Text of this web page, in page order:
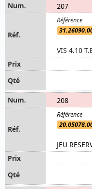
207
VIS 4.10
208
JEU